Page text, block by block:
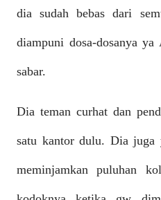
dia sudah bebas dari
diampuni dosa-dosanya
sabar.
Dia teman curhat dan
satu kantor dulu. Dia juga
meminjamkan puluhan